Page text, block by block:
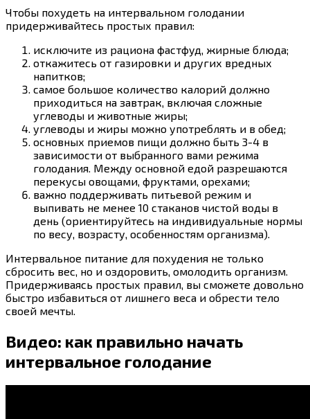
Чтобы похудеть на интервальном голодании
придерживайтесь простых правил:
исключите из рациона фастфуд, жирные блюда;
откажитесь от газировки и других вредных
напитков;
самое большое количество калорий должно
приходиться на завтрак, включая сложные
углеводы и животные жиры;
углеводы и жиры можно употреблять и в обед;
основных приемов пищи должно быть 3-4 в
зависимости от выбранного вами режима
голодания. Между основной едой разрешаются
перекусы овощами, фруктами, орехами;
важно поддерживать питьевой режим и
выпивать не менее 10 стаканов чистой воды в
день (ориентируйтесь на индивидуальные нормы
по весу, возрасту, особенностям организма).
Интервальное питание для похудения не только
сбросить вес, но и оздоровить, омолодить организм.
Придерживаясь простых правил, вы сможете довольно
быстро избавиться от лишнего веса и обрести тело
своей мечты.
Видео: как правильно начать
интервальное голодание